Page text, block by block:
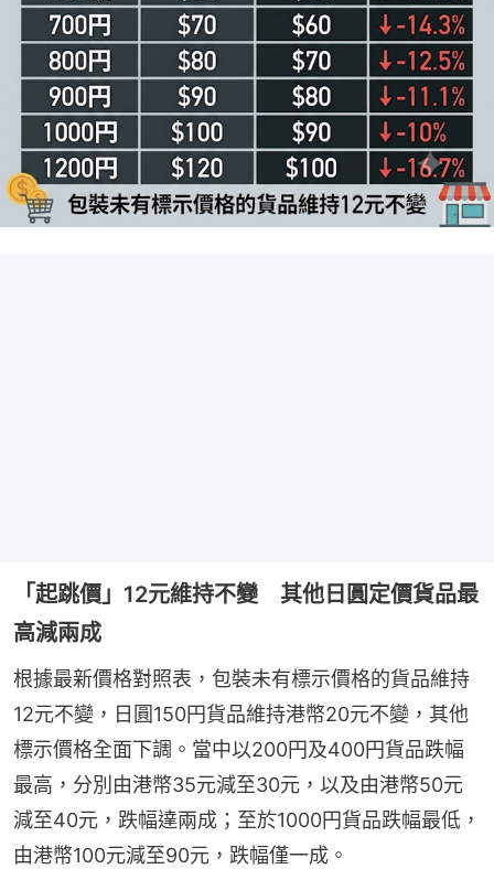
「起跳價」12元維持不變 其他日圓定價貨品最
高減兩成
根據最新價格對照表，包裝未有標示價格的貨品維持
12元不變，日圓150円貨品維持港幣20元不變，其他
標示價格全面下調。當中以200円及400円貨品跌幅
最高，分別由港幣35元減至30元，以及由港幣50元
減至40元，跌幅達兩成；至於1000円貨品跌幅最低，
由港幣100元減至90元，跌幅僅一成。